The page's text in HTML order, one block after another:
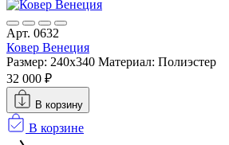
Арт. 0632
Ковер Венеция
Размер: 240x340 Материал: Полиэстер
32 000 ₽
В корзину
В корзине